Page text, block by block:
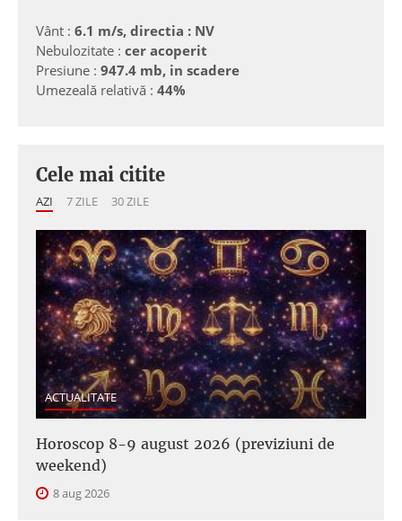
Vânt : 6.1 m/s, directia : NV
Nebulozitate : cer acoperit
Presiune : 947.4 mb, in scadere
Umezeală relativă : 44%
Cele mai citite
AZI 7 ZILE 30 ZILE
ACTUALITATE
Horoscop 8-9 august 2026 (previziuni de
weekend)
8 aug 2026